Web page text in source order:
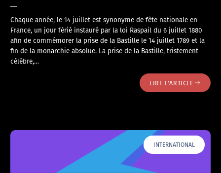
—
Chaque année, le 14 juillet est synonyme de fête nationale en
France, un jour férié instauré par la loi Raspail du 6 juillet 1880
afin de commémorer la prise de la Bastille le 14 juillet 1789 et la
fin de la monarchie absolue. La prise de la Bastille, tristement
célèbre,…
LIRE L'ARTICLE
INTERNATIONAL